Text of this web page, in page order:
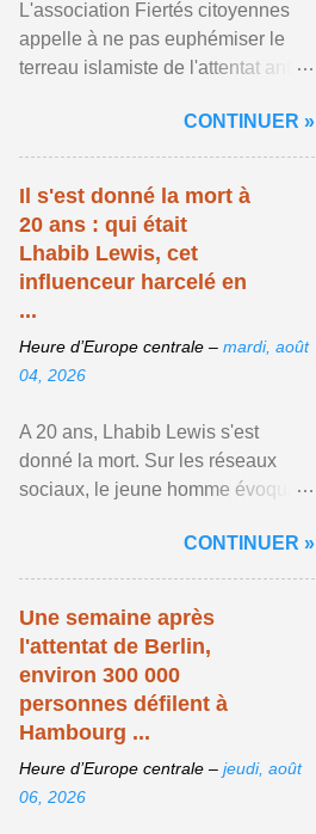
L'association Fiertés citoyennes
appelle à ne pas euphémiser le
terreau islamiste de l'attentat anti-
de Berlin ... Afficher l'article ...
CONTINUER »
Il s'est donné la mort à
20 ans : qui était
Lhabib Lewis, cet
influenceur harcelé en
...
Heure d’Europe centrale – mardi, août
04, 2026
A 20 ans, Lhabib Lewis s'est
donné la mort. Sur les réseaux
sociaux, le jeune homme évoquait
santé mentale, sa sexualité et
Afficher l'article ...
CONTINUER »
Une semaine après
l'attentat de Berlin,
environ 300 000
personnes défilent à
Hambourg ...
Heure d’Europe centrale – jeudi, août
06, 2026